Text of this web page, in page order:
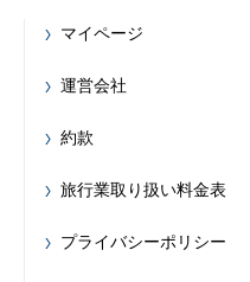
マイページ
運営会社
約款
旅行業取り扱い料金表
プライバシーポリシー